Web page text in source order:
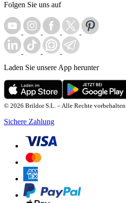
Folgen Sie uns auf
Laden Sie unsere App herunter
© 2026 Brildor S.L. – Alle Rechte vorbehalten
Sichere Zahlung